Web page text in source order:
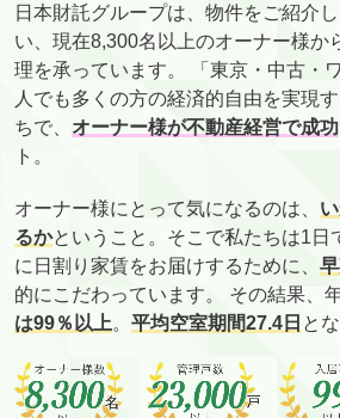
日本財託グループは、物件をご紹介
い、現在8,300名以上のオーナー様か
理を承っています。 「東京・中古・
人でも多くの方の経済的自由を実現
ちで、 オーナー様が不動産経営で成功
ト。
オーナー様にとって気になるのは、
るかということ。そこで私たちは1日
に日割り家賃をお届けするために、
的にこだわっています。 その結果、
は99％以上。 平均空室期間27.4日 と